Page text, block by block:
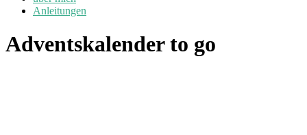
Anleitungen
Adventskalender to go